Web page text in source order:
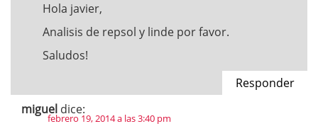
Hola javier,
Analisis de repsol y linde por favor.
Saludos!
Responder
miguel dice:
febrero 19, 2014 a las 3:40 pm